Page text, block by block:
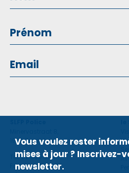
1930 Zaventem
Tel: 02 660 59 11
Fax: 02 660 50 97
Vous voulez rester
mises à jour ? Inscrivez-
newsletter.